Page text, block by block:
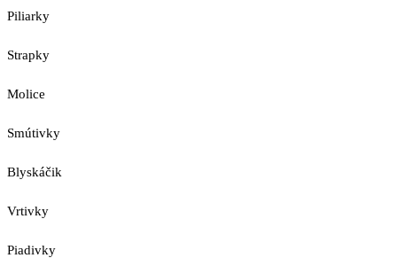
Piliarky
Strapky
Molice
Smútivky
Blyskáčik
Vrtivky
Piadivky